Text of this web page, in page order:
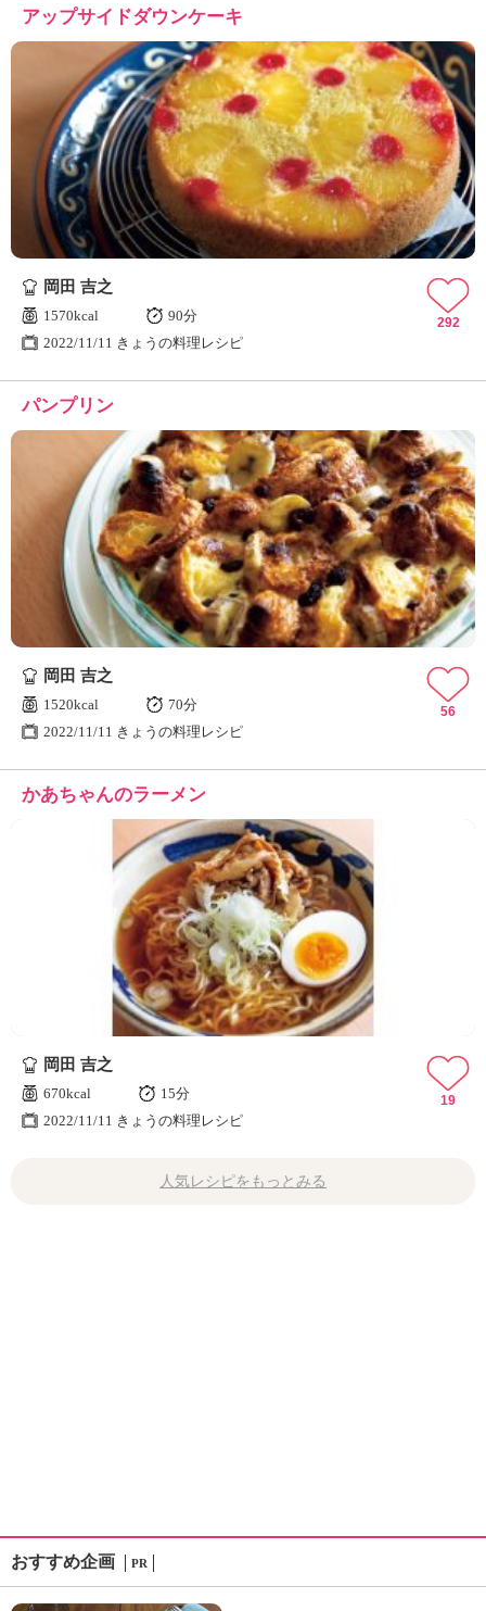
の
理
」
アップサイドダウンケーキ
岡田 吉之
1570kcal
90分
2022/11/11 きょうの料理レシピ
292
パンプリン
岡田 吉之
1520kcal
70分
2022/11/11 きょうの料理レシピ
56
かあちゃんのラーメン
岡田 吉之
670kcal
15分
2022/11/11 きょうの料理レシピ
19
人気レシピをもっとみる
おすすめ企画 PR